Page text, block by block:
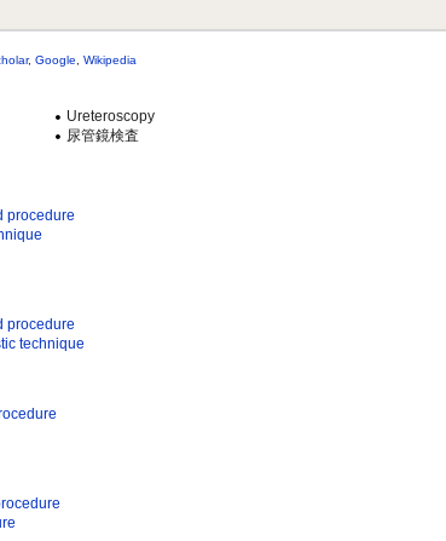
, Google Wikipedia
Ureteroscopy
尿管鏡検査
procedure
procedure
technique